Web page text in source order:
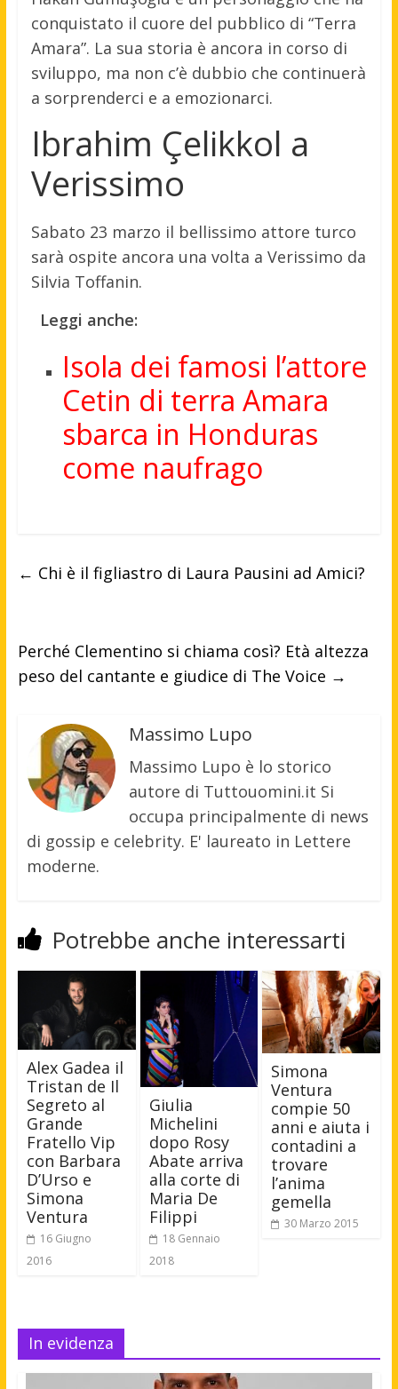
conquistato il cuore del pubblico di “Terra
Amara”. La sua storia è ancora in corso di
sviluppo, ma non c’è dubbio che continuerà
a sorprenderci e a emozionarci.
Ibrahim Çelikkol a
Verissimo
Sabato 23 marzo il bellissimo attore turco
sarà ospite ancora una volta a Verissimo da
Silvia Toffanin.
Leggi anche:
Isola dei famosi l’attore
Cetin di terra Amara
sbarca in Honduras
come naufrago
← Chi è il figliastro di Laura Pausini ad Amici?
Perché Clementino si chiama così? Età altezza
peso del cantante e giudice di The Voice →
Massimo Lupo
Massimo Lupo è lo storico
autore di Tuttouomini.it Si
occupa principalmente di news
di gossip e celebrity. E' laureato in Lettere
moderne.
Potrebbe anche interessarti
Alex Gadea il
Tristan de Il
Segreto al
Grande
Fratello Vip
con Barbara
D’Urso e
Simona
Ventura
16 Giugno
2016
Giulia
Michelini
dopo Rosy
Abate arriva
alla corte di
Maria De
Filippi
18 Gennaio
2018
Simona
Ventura
compie 50
anni e aiuta i
contadini a
trovare
l’anima
gemella
30 Marzo 2015
In evidenza